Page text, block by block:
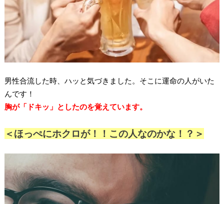
男性合流した時、ハッと気づきました。そこに運命の人がいた
んです！
胸が「ドキッ」としたのを覚えています。
＜ほっぺにホクロが！！この人なのかな！？＞